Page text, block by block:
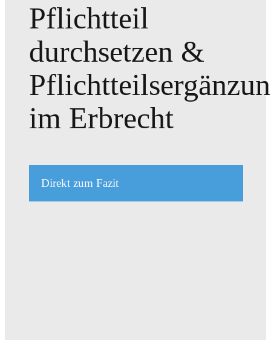
Pflichtteil
durchsetzen &
im Erbrecht
Direkt zum Fazit